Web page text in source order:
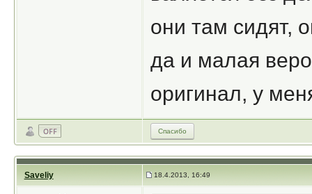
они там сидят,
да и малая
оригинал, у
Спасибо
Saveliy 18.4.2013, 16:49